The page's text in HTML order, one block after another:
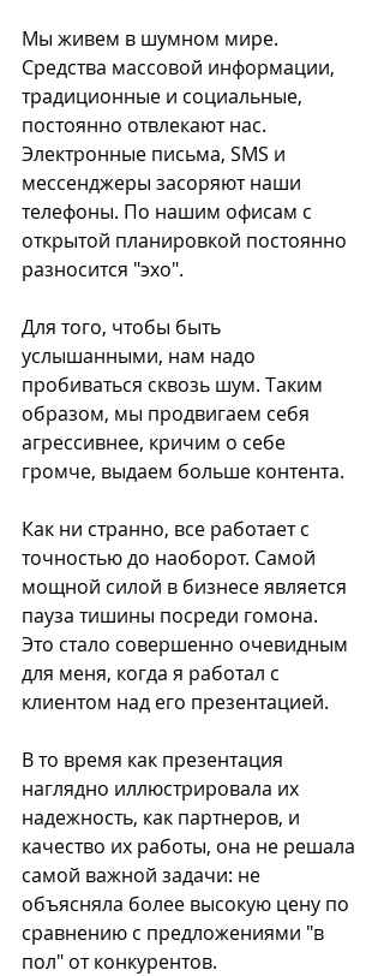
Мы живем в шумном мире.
Средства массовой информации,
традиционные и социальные,
постоянно отвлекают нас.
Электронные письма, SMS и
мессенджеры засоряют наши
телефоны. По нашим офисам с
открытой планировкой постоянно
разносится "эхо".
Для того, чтобы быть
услышанными, нам надо
пробиваться сквозь шум. Таким
образом, мы продвигаем себя
агрессивнее, кричим о себе
громче, выдаем больше контента.
Как ни странно, все работает с
точностью до наоборот. Самой
мощной силой в бизнесе является
пауза тишины посреди гомона.
Это стало совершенно очевидным
для меня, когда я работал с
клиентом над его презентацией.
В то время как презентация
наглядно иллюстрировала их
надежность, как партнеров, и
качество их работы, она не решала
самой важной задачи: не
объясняла более высокую цену по
сравнению с предложениями "в
пол" от конкурентов.